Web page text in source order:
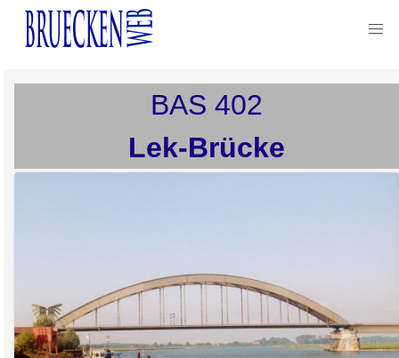
BAS 402
Lek-Brücke